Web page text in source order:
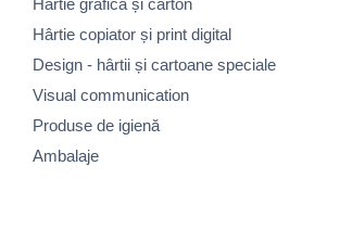
Hârtie grafică și carton
Hârtie copiator și print digital
Design - hârtii și cartoane speciale
Visual communication
Produse de igienă
Ambalaje